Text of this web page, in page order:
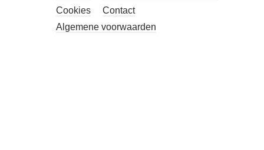
Cookies
Contact
Algemene voorwaarden